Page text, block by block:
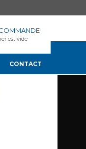
est vide
CONTACT